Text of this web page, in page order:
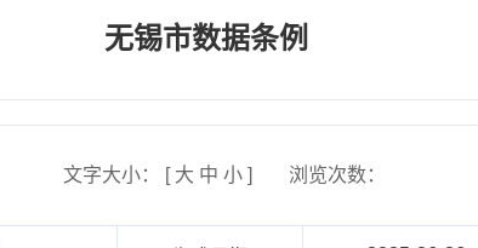
无锡市数据条例
文字大小： [ 大 中 小] 浏览次数：